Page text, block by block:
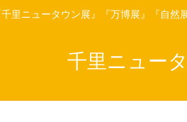
千里ニュータウン展』『万博展』『自
千里ニュー